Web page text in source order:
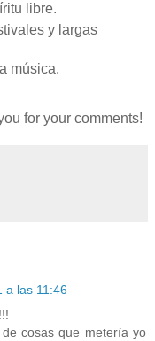
libre.
y largas
música.
for your comments!
a las 11:46
cosas que metería yo